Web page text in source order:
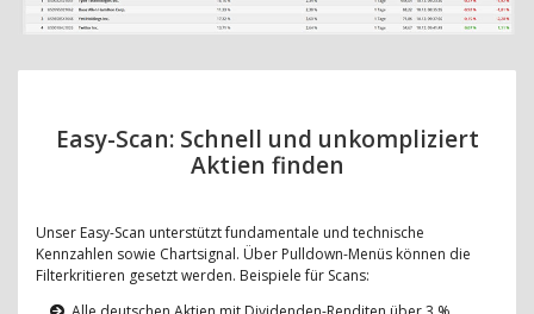
Easy-Scan: Schnell und unkompliziert
Aktien finden
Unser Easy-Scan unterstützt fundamentale und technische
Kennzahlen sowie Chartsignal. Über Pulldown-Menüs können die
Filterkritieren gesetzt werden. Beispiele für Scans: